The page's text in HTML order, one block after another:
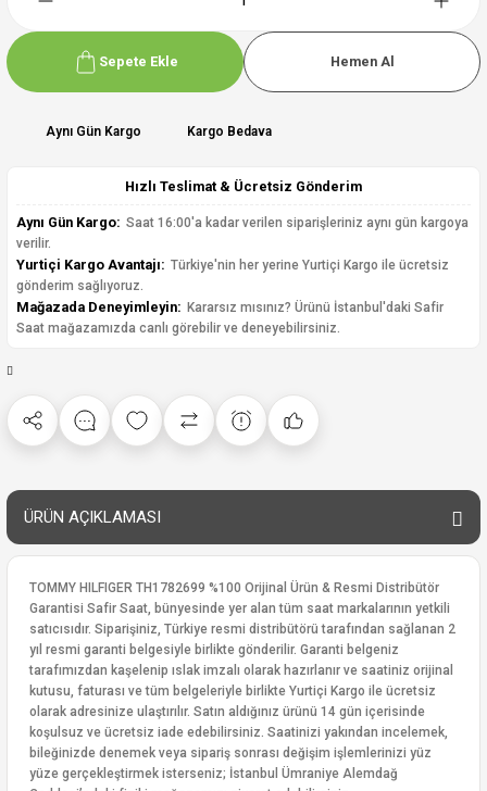
Sepete Ekle Hemen Al
Aynı Gün Kargo Kargo Bedava
Hızlı Teslimat & Ücretsiz Gönderim
Aynı Gün Kargo: Saat 16:00'a kadar verilen siparişleriniz aynı gün kargoya
verilir.
Yurtiçi Kargo Avantajı: Türkiye'nin her yerine Yurtiçi Kargo ile ücretsiz
gönderim sağlıyoruz.
Mağazada Deneyimleyin: Kararsız mısınız? Ürünü İstanbul'daki Safir
Saat mağazamızda canlı görebilir ve deneyebilirsiniz.
ÜRÜN AÇIKLAMASI
TOMMY HILFIGER TH1782699 %100 Orijinal Ürün & Resmi Distribütör
Garantisi Safir Saat, bünyesinde yer alan tüm saat markalarının yetkili
satıcısıdır. Siparişiniz, Türkiye resmi distribütörü tarafından sağlanan 2
yıl resmi garanti belgesiyle birlikte gönderilir. Garanti belgeniz
tarafımızdan kaşelenip ıslak imzalı olarak hazırlanır ve saatiniz orijinal
kutusu, faturası ve tüm belgeleriyle birlikte Yurtiçi Kargo ile ücretsiz
olarak adresinize ulaştırılır. Satın aldığınız ürünü 14 gün içerisinde
koşulsuz ve ücretsiz iade edebilirsiniz. Saatinizi yakından incelemek,
bileğinizde denemek veya sipariş sonrası değişim işlemlerinizi yüz
yüze gerçekleştirmek isterseniz; İstanbul Ümraniye Alemdağ